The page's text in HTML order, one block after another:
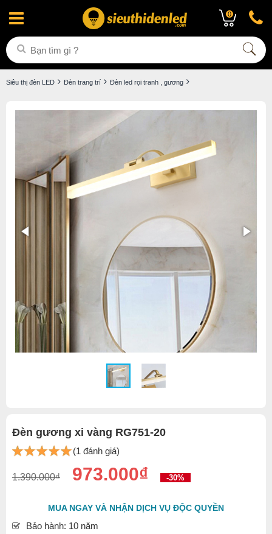
0
Siêu thị đèn LED Đèn trang trí Đèn led rọi tranh , gương
Đèn gương xi vàng RG751-20
(1 đánh giá)
1.390.000₫ 973.000₫ -30%
MUA NGAY VÀ NHẬN DỊCH VỤ ĐỘC QUYỀN
Bảo hành: 10 năm